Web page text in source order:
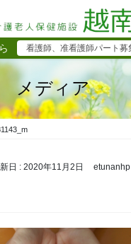
看護師、准看護師パート
メディア
日 : 2020年11月2日 etunanhp